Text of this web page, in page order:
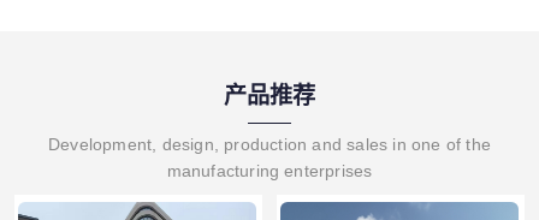
产品推荐
Development, design, production and sales in one of the
manufacturing enterprises